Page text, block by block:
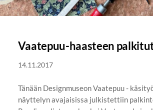
Vaatepuu-haasteen
14.11.2017
Tänään Designmuseon Vaatepuu -
näyttelyn avajaisissa julkistettiin